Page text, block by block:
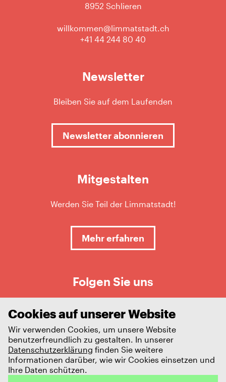
8952 Schlieren
willkommen@limmatstadt.ch
+41 44 244 80 40
Newsletter
Bleiben Sie auf dem Laufenden
Newsletter abonnieren
Mitgestalten
Werden Sie Teil der Limmatstadt!
Mehr erfahren
Folgen Sie uns
Cookies auf unserer Website
Wir verwenden Cookies, um unsere Website
benutzerfreundlich zu gestalten. In unserer
Datenschutzerklärung finden Sie weitere
Informationen darüber, wie wir Cookies einsetzen und
Ihre Daten schützen.